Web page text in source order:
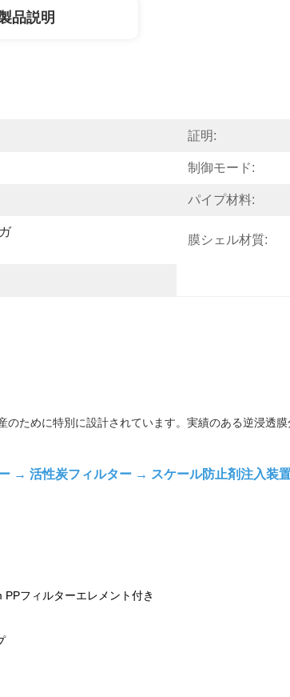
品説明
証明:
制御モード:
パイプ材料:
膜シェル材質:
ために特別に設計されています。実績のある逆浸透
→ 活性炭フィルター → スケール防止剤注入
フィルターエレメント付き